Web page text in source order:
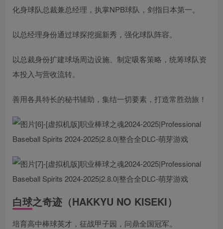
化身球队总裁兼总经理，执掌NPB球队，剑指日本第一。
以总经理身份通过球探挖掘新秀，强化球队阵容。
以总裁身份扩建球场周边设施、制定吸客策略，统筹球队资
本投入与营收流转。
善用各具特长的秘书辅助，集结一切要素，打造常胜劲旅！
白球之奇迹（HAKKYU NO KISEKI）
培育高中棒球英才，征战甲子园，问鼎全国冠军。